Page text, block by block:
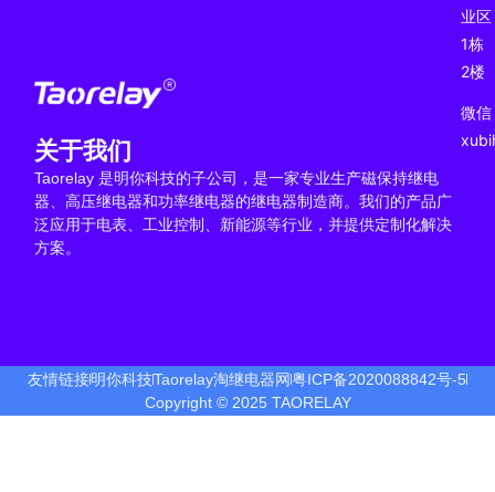
关于我们
Taorelay 是明你科技的子公司，是一家专业生产磁保持继电
器、高压继电器和功率继电器的继电器制造商。我们的产品广
泛应用于电表、工业控制、新能源等行业，并提供定制化解决
方案。
业区
1栋
2楼
微信
友情链接明你科技Taorelay淘继电器网粤ICP备2020088842号-5
Copyright © 2025 TAORELAY